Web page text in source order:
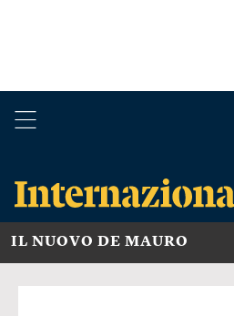
IL NUOVO DE MAURO